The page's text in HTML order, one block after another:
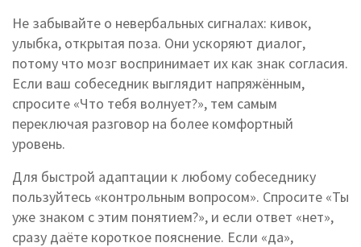
Не забывайте о невербальных сигналах: кивок,
улыбка, открытая поза. Они ускоряют диалог,
потому что мозг воспринимает их как знак согласия.
Если ваш собеседник выглядит напряжённым,
спросите «Что тебя волнует?», тем самым
переключая разговор на более комфортный
уровень.
Для быстрой адаптации к любому собеседнику
пользуйтесь «контрольным вопросом». Спросите «Ты
уже знаком с этим понятием?», и если ответ «нет»,
сразу даёте короткое пояснение. Если «да»,